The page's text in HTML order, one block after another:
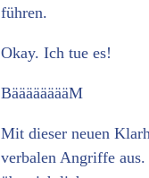
führen.
Okay. Ich tue es!
BääääääääM
Mit dieser neuen
verbalen Angriffe